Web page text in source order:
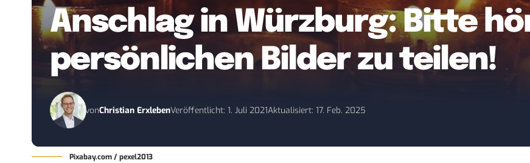
Anschlag in Würzburg: Bitte
persönlichen Bilder zu teilen!
vonChristian ErxlebenVeröffentlicht: 1. Juli 2021Aktualisiert: 17. Feb. 2025
Pixabay.com / pexel2013